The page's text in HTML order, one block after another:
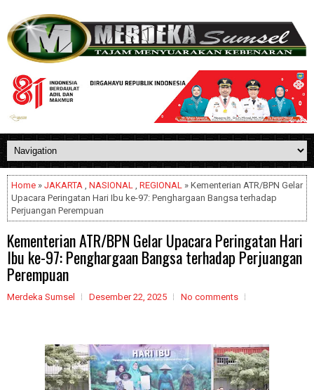
Home » JAKARTA , NASIONAL , REGIONAL » Kementerian ATR/BPN Gelar
Upacara Peringatan Hari Ibu ke-97: Penghargaan Bangsa terhadap
Perjuangan Perempuan
Kementerian ATR/BPN Gelar Upacara Peringatan Hari
Ibu ke-97: Penghargaan Bangsa terhadap Perjuangan
Perempuan
Merdeka Sumsel Desember 22, 2025 No comments